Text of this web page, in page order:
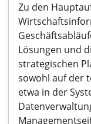
Zu den
Lösungen und
strategischen
sowohl auf der
etwa in der